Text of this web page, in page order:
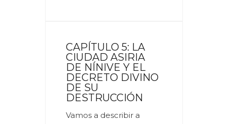
CAPÍTULO 5: LA
CIUDAD ASIRIA
DE NÍNIVE Y EL
DECRETO DIVINO
DE SU
DESTRUCCIÓN
Vamos a describir a